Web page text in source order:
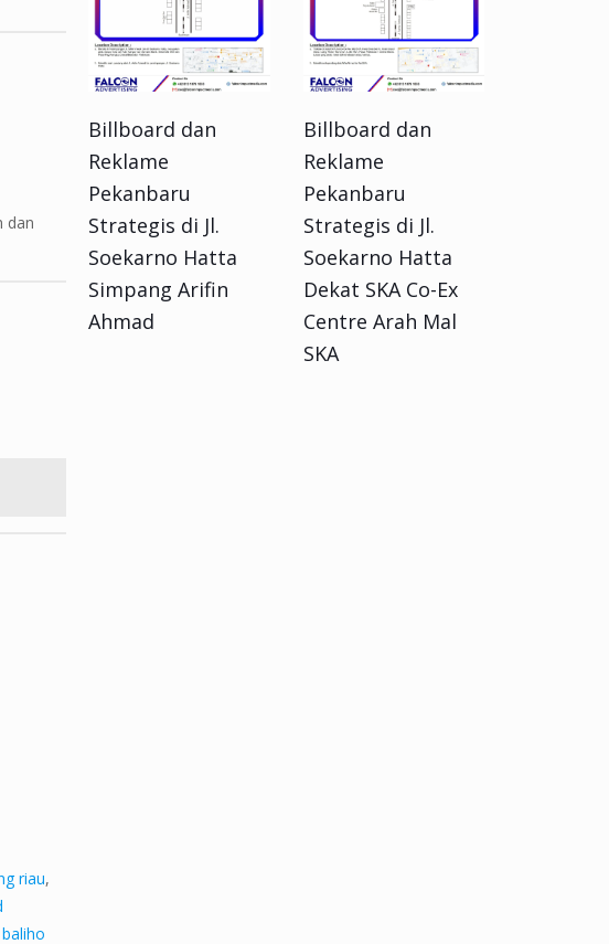
dan
riau,
Billboard dan
Reklame
Pekanbaru
Strategis di Jl.
Soekarno Hatta
Simpang Arifin
Ahmad
Billboard dan
Reklame
Pekanbaru
Strategis di Jl.
Soekarno Hatta
Dekat SKA Co-Ex
Centre Arah Mal
SKA